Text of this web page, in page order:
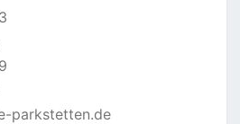
parkstetten.de